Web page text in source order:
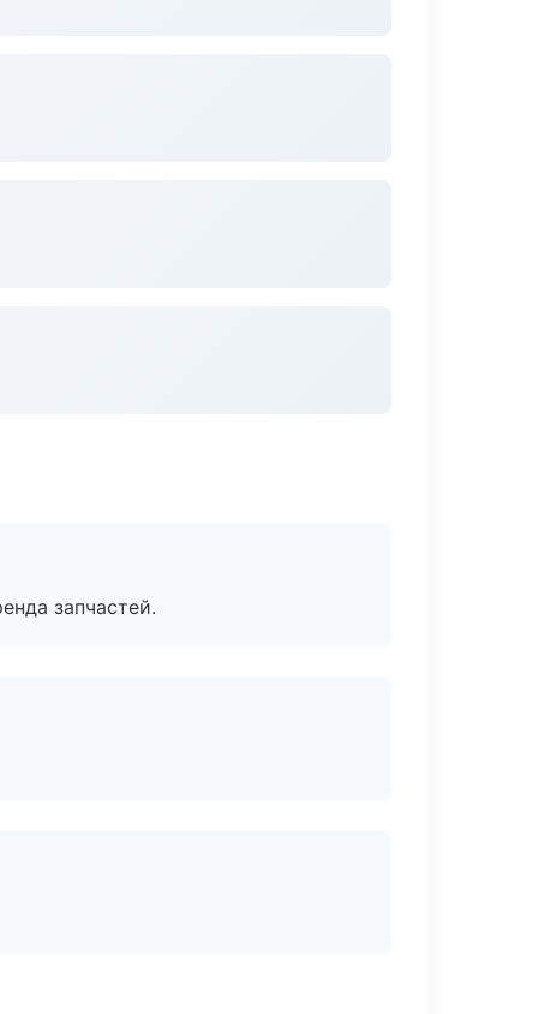
запчастей.